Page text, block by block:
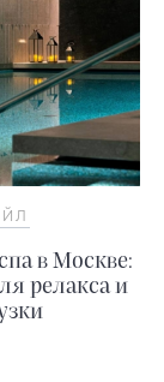
в Москве:
релакса и